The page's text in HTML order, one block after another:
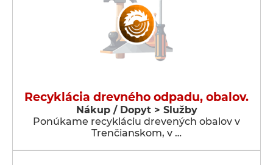
Recyklácia drevného odpadu, obalov.
Nákup / Dopyt > Služby
Ponúkame recykláciu drevených obalov v
Trenčianskom, v …